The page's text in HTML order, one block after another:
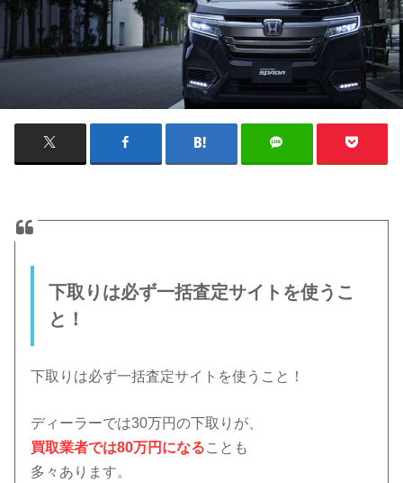
下取りは必ず一括査定サイトを使うこ
と！
下取りは必ず一括査定サイトを使うこと！
ディーラーでは30万円の下取りが、
買取業者では80万円になることも
多々あります。